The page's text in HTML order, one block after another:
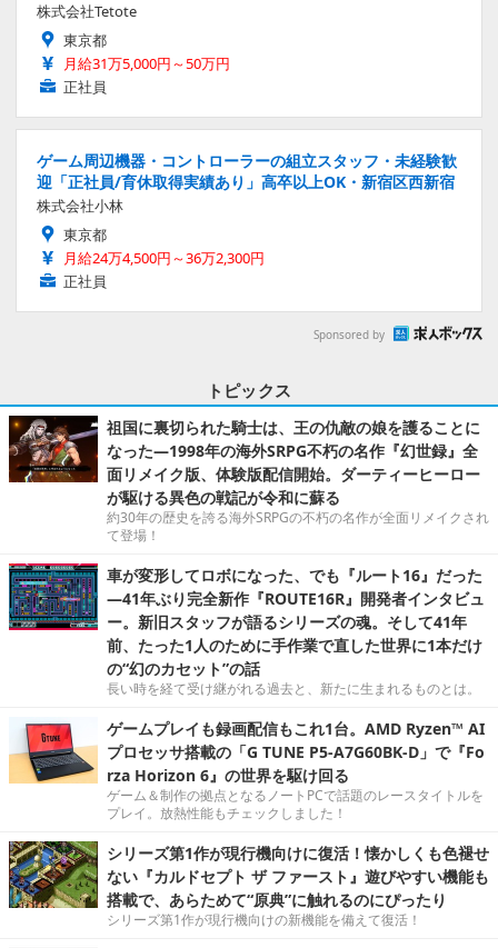
株式会社Tetote
東京都
月給31万5,000円～50万円
正社員
ゲーム周辺機器・コントローラーの組立スタッフ・未経験歓
迎「正社員/育休取得実績あり」高卒以上OK・新宿区西新宿
株式会社小林
東京都
月給24万4,500円～36万2,300円
正社員
Sponsored by
トピックス
祖国に裏切られた騎士は、王の仇敵の娘を護ることに
なった―1998年の海外SRPG不朽の名作『幻世録』全
面リメイク版、体験版配信開始。ダーティーヒーロー
が駆ける異色の戦記が令和に蘇る
約30年の歴史を誇る海外SRPGの不朽の名作が全面リメイクされ
て登場！
車が変形してロボになった、でも『ルート16』だった
―41年ぶり完全新作『ROUTE16R』開発者インタビュ
ー。新旧スタッフが語るシリーズの魂。そして41年
前、たった1人のために手作業で直した世界に1本だけ
の“幻のカセット”の話
長い時を経て受け継がれる過去と、新たに生まれるものとは。
ゲームプレイも録画配信もこれ1台。AMD Ryzen™ AI
プロセッサ搭載の「G TUNE P5-A7G60BK-D」で『Fo
rza Horizon 6』の世界を駆け回る
ゲーム＆制作の拠点となるノートPCで話題のレースタイトルを
プレイ。放熱性能もチェックしました！
シリーズ第1作が現行機向けに復活！懐かしくも色褪せ
ない『カルドセプト ザ ファースト』遊びやすい機能も
搭載で、あらためて“原典”に触れるのにぴったり
シリーズ第1作が現行機向けの新機能を備えて復活！